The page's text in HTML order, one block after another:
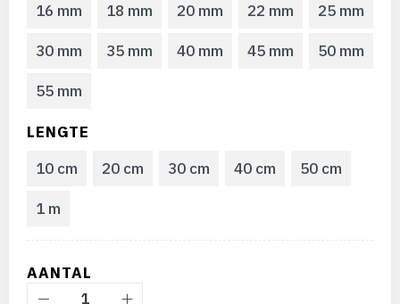
16 mm 18 mm 20 mm 22 mm 25 mm
30 mm 35 mm 40 mm 45 mm 50 mm
55 mm
LENGTE
10 cm
20 cm 30 cm 40 cm 50 cm
1 m
AANTAL